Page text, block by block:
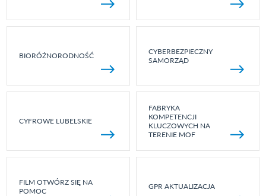
BIORÓŻNORODNOŚĆ
CYBERBEZPIECZNY
SAMORZĄD
CYFROWE LUBELSKIE
FABRYKA
KOMPETENCJI
KLUCZOWYCH NA
TERENIE MOF
FILM OTWÓRZ SIĘ NA
POMOC
GPR AKTUALIZACJA